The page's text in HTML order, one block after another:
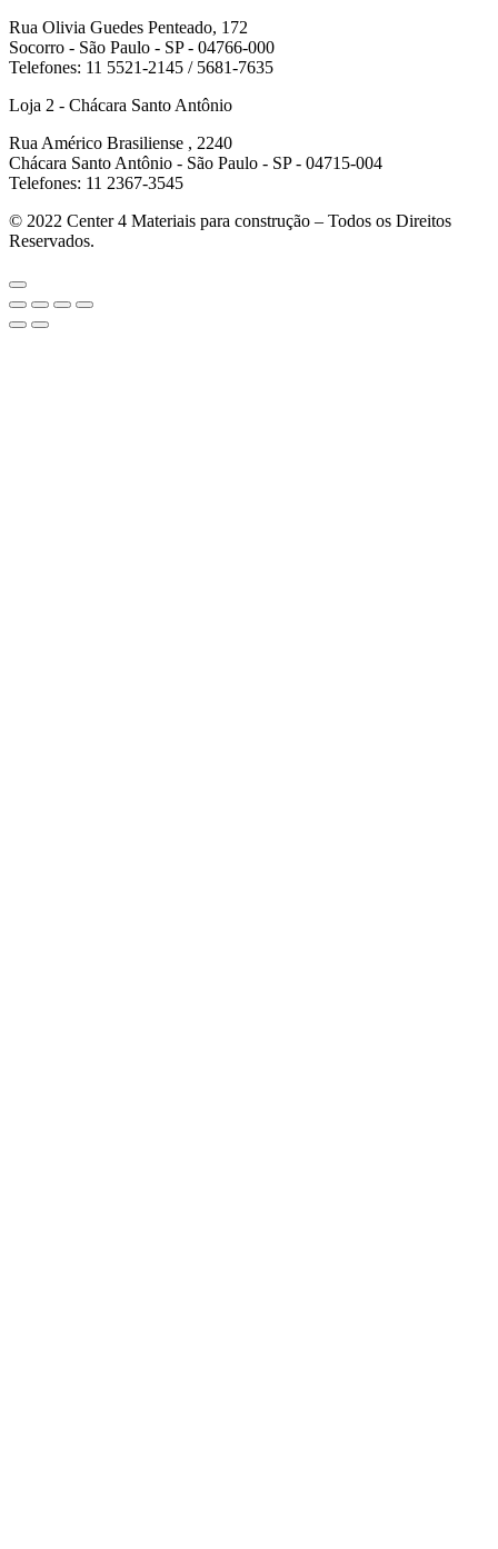
Rua Olivia Guedes Penteado, 172
Socorro - São Paulo - SP - 04766-000
Telefones: 11 5521-2145 / 5681-7635
Loja 2 - Chácara Santo Antônio
Rua Américo Brasiliense , 2240
Chácara Santo Antônio - São Paulo - SP - 04715-004
Telefones: 11 2367-3545
© 2022 Center 4 Materiais para construção – Todos os Direitos
Reservados.